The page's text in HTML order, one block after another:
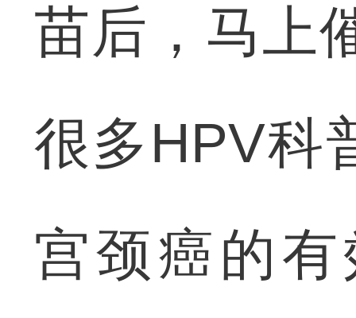
苗后，马上
很多HPV科
宫颈癌的